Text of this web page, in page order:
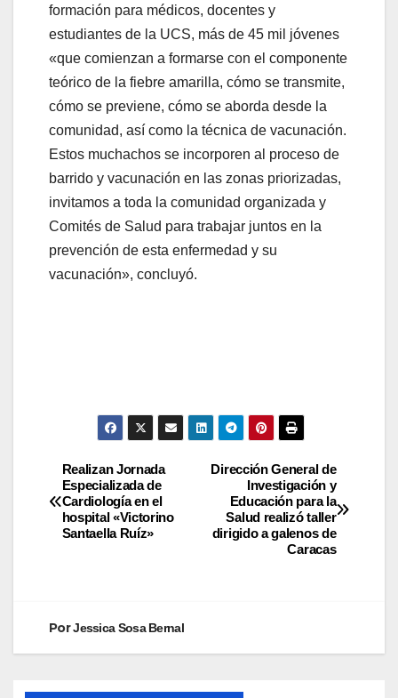
formación para médicos, docentes y
estudiantes de la UCS, más de 45 mil jóvenes
«que comienzan a formarse con el componente
teórico de la fiebre amarilla, cómo se transmite,
cómo se previene, cómo se aborda desde la
comunidad, así como la técnica de vacunación.
Estos muchachos se incorporen al proceso de
barrido y vacunación en las zonas priorizadas,
invitamos a toda la comunidad organizada y
Comités de Salud para trabajar juntos en la
prevención de esta enfermedad y su
vacunación», concluyó.
Dirección General de
Investigación y
Educación para la
Salud realizó taller
dirigido a galenos de
Caracas
Realizan Jornada
Especializada de
Cardiología en el
hospital «Victorino
Santaella Ruíz»
PorJessica Sosa Bernal